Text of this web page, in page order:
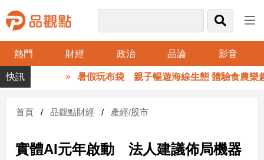
熱門 財經 政治 品論 影音
品
觀
財
台
暑假玩布袋 親子暢遊海線生態 體驗食農樂趣
首頁 品觀點財經 產經/股市
實體AI元年啟動 法人建議佈局機器